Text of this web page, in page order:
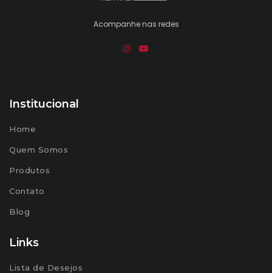
Acompanhe nas redes
Institucional
Home
Quem Somos
Produtos
Contato
Blog
Links
Lista de Desejos